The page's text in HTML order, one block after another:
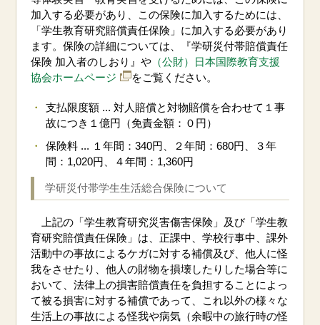
加入する必要があり、この保険に加入するためには、
「学生教育研究賠償責任保険」に加入する必要があり
ます。保険の詳細については、『学研災付帯賠償責任
保険 加入者のしおり』や （公財）日本国際教育支援
協会ホームページ
をご覧ください。
支払限度額 ... 対人賠償と対物賠償を合わせて１事
故につき１億円（免責金額：０円）
保険料 ... １年間：340円、２年間：680円、３年
間：1,020円、４年間：1,360円
学研災付帯学生生活総合保険について
上記の「学生教育研究災害傷害保険」及び「学生教
育研究賠償責任保険」は、正課中、学校行事中、課外
活動中の事故によるケガに対する補償及び、他人に怪
我をさせたり、他人の財物を損壊したりした場合等に
おいて、法律上の損害賠償責任を負担することによっ
て被る損害に対する補償であって、これ以外の様々な
生活上の事故による怪我や病気（余暇中の旅行時の怪